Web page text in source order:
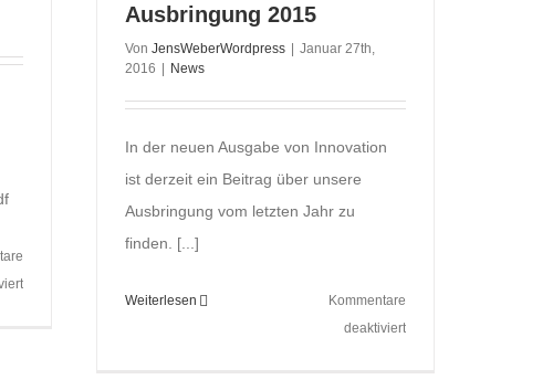
für
Ausbringung 2015
Von JensWeberWordpress
Januar 27th,
2016
News
In der neuen Ausgabe von Innovation
ist derzeit ein Beitrag über unsere
Ausbringung vom letzten Jahr zu
finden. [...]
Weiterlesen
Kommentare
deaktiviertfür